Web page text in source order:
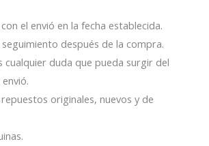
el envió en la fecha establecida.
seguimiento después de la compra.
cualquier duda que pueda surgir del
originales, nuevos y de